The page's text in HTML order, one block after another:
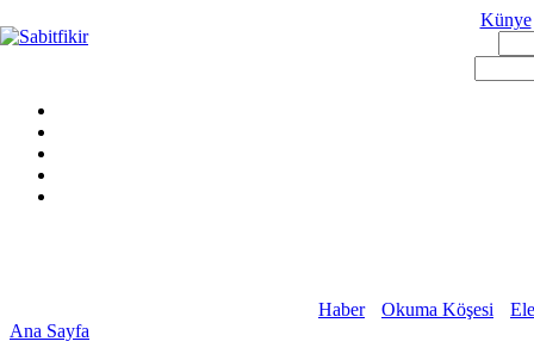
Künye
Haber Okuma Köşesi
Ana Sayfa